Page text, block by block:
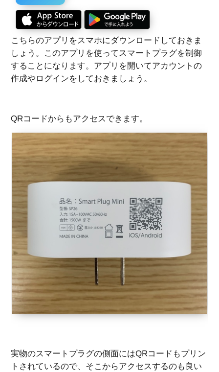
こちらのアプリをスマホにダウンロードしておきま
しょう。このアプリを使ってスマートプラグを制御
することになります。アプリを開いてアカウントの
作成やログインをしておきましょう。
QRコードからもアクセスできます。
実物のスマートプラグの側面にはQRコードもプリン
トされているので、そこからアクセスするのも良い